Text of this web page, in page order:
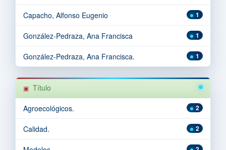
1
Capacho, Alfonso Eugenio
1
González-Pedraza, Ana Francisca
1
González-Pedraza, Ana Francisca.
Título
2
Agroecológicos.
2
Calidad.